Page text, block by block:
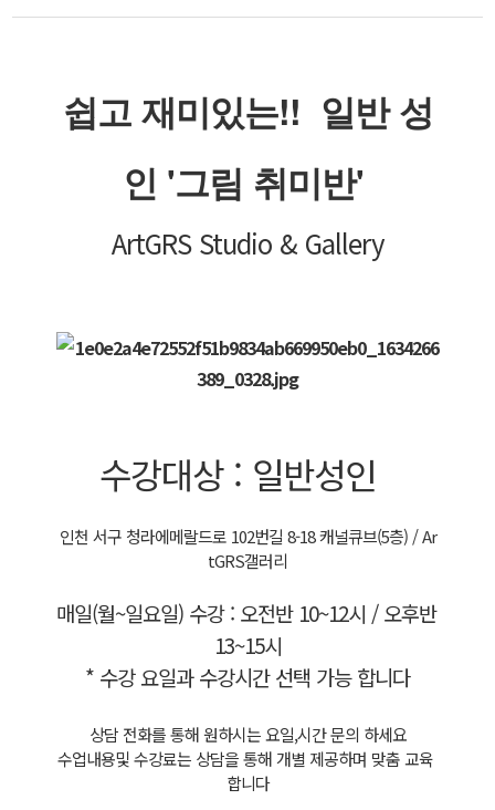
로그인
쉽고 재미있는!!  일반 성
인 '그림 취미반'
ArtGRS Studio & Gallery
수강대상 : 일반성인
인천 서구 청라에메랄드로 102번길 8-18 캐널큐브(5층) / Ar
tGRS갤러리
매일(월~일요일) 수강 : 오전반 10~12시 / 오후반
13~15시
* 수강 요일과 수강시간 선택 가능 합니다
상담 전화를 통해 원하시는 요일,시간 문의 하세요
수업내용및 수강료는 상담을 통해 개별 제공하며 맞춤 교육
합니다